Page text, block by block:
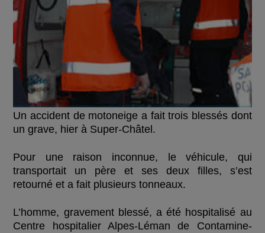
Un accident de motoneige a fait trois blessés dont
un grave, hier à Super-Châtel.
Pour une raison inconnue, le véhicule, qui
transportait un père et ses deux filles, s’est
retourné et a fait plusieurs tonneaux.
L’homme, gravement blessé, a été hospitalisé au
Centre hospitalier Alpes-Léman de Contamine-